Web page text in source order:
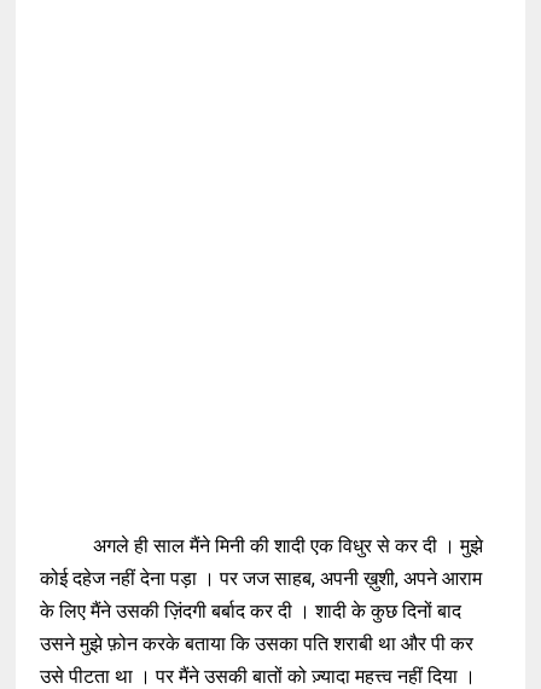
अगले ही साल मैंने मिनी की शादी एक विधुर से कर दी । मुझे
कोई दहेज नहीं देना पड़ा । पर जज साहब, अपनी ख़ुशी, अपने आराम
के लिए मैंने उसकी ज़िंदगी बर्बाद कर दी । शादी के कुछ दिनों बाद
उसने मुझे फ़ोन करके बताया कि उसका पति शराबी था और पी कर
उसे पीटता था । पर मैंने उसकी बातों को ज़्यादा महत्त्व नहीं दिया ।